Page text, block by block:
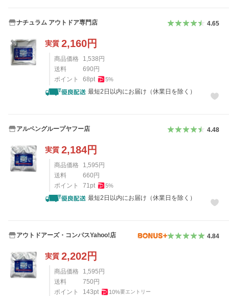
ナチュラム アウトドア専門店 4.65
実質 2,160円
商品価格 1,538円
送料
690円
ポイント
68pt 5%
最短2日以内にお届け（休業日を除く）
アルペングループヤフー店 4.48
実質 2,184円
商品価格 1,595円
送料
660円
ポイント
71 pt 5%
最短2日以内にお届け（休業日を除く）
アウトドアーズ・コンパスYahoo!店 4.84
実質 2,202円
商品価格 1,595円
送料
750円
ポイント
143pt 10%要エントリー